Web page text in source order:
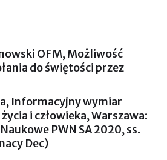
OFM, Możliwość
do świętości przez
Informacyjny wymiar
i człowieka, Warszawa:
PWN SA 2020, ss.
Dec)